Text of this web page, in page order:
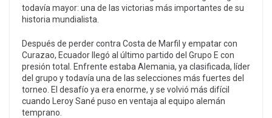
todavía mayor: una de las victorias más importantes de su
historia mundialista.
Después de perder contra Costa de Marfil y empatar con
Curazao, Ecuador llegó al último partido del Grupo E con
presión total. Enfrente estaba Alemania, ya clasificada, líder
del grupo y todavía una de las selecciones más fuertes del
torneo. El desafío ya era enorme, y se volvió más difícil
cuando Leroy Sané puso en ventaja al equipo alemán
temprano.